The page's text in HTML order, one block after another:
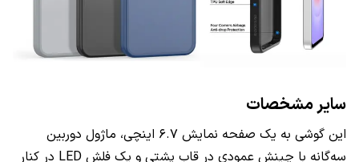
سایر مشخصات
این گوشی به یک صفحه نمایش ۶.۷ اینچی، ماژول دوربین
سه‌گانه با چینش عمودی در قاب پشتی و یک فلش LED در کنار